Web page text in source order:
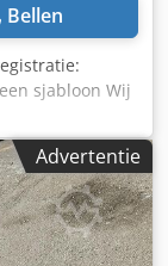
Bellen
sjabloon Wij
Rvjx
kunt vinden
Advertentie